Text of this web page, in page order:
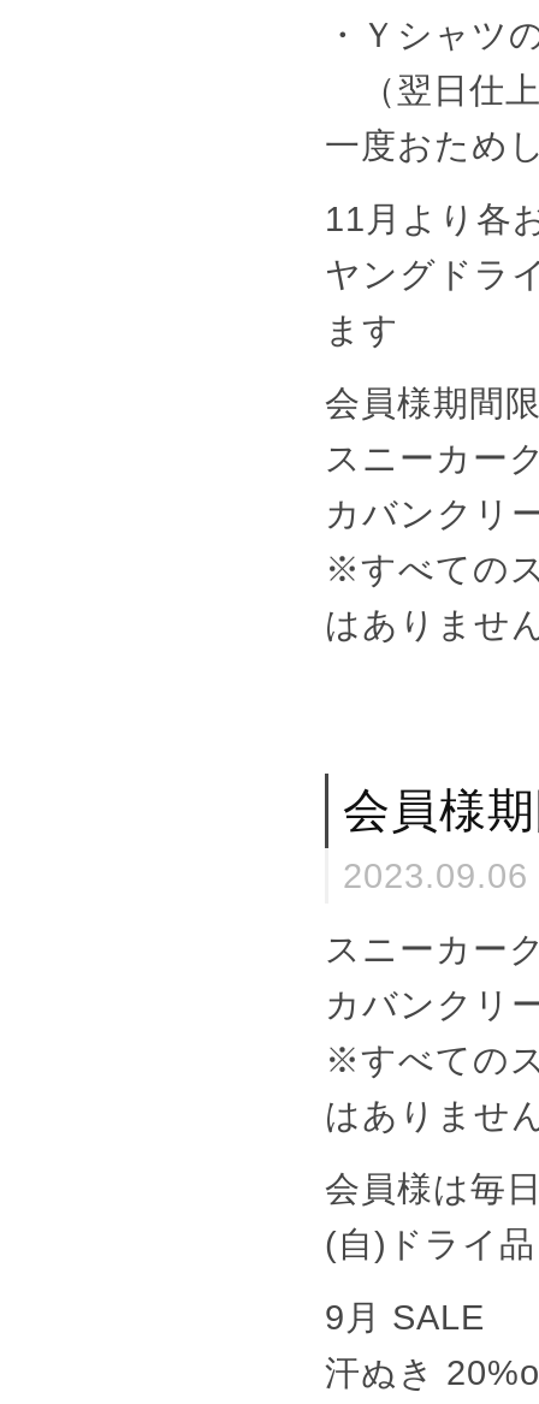
・Ｙシャツ
（翌日仕
一度おため
11月より各
ヤングドラ
ます
会員様期間
スニーカー
カバンク
※すべての
はありませ
会員様
スニーカー
カバンク
※すべての
はありませ
会員様は毎
(自)ドライ
9月 SALE
汗ぬき